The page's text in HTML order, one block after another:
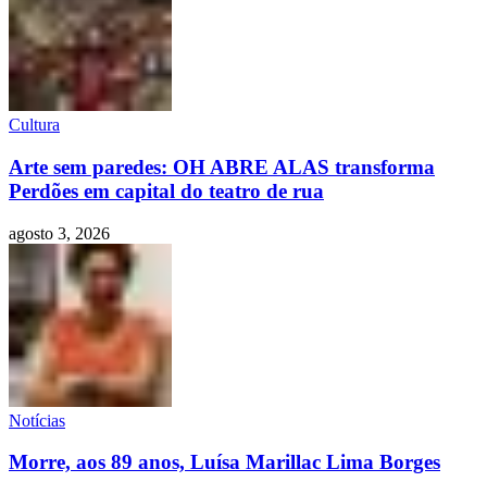
Cultura
Arte sem paredes: OH ABRE ALAS transforma
Perdões em capital do teatro de rua
agosto 3, 2026
Notícias
Morre, aos 89 anos, Luísa Marillac Lima Borges